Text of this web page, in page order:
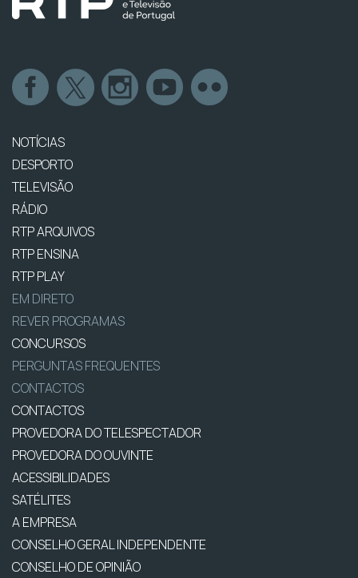
NOTÍCIAS
DESPORTO
TELEVISÃO
RÁDIO
RTP ARQUIVOS
RTP ENSINA
RTP PLAY
EM DIRETO
REVER PROGRAMAS
CONCURSOS
PERGUNTAS FREQUENTES
CONTACTOS
CONTACTOS
PROVEDORA DO TELESPECTADOR
PROVEDORA DO OUVINTE
ACESSIBILIDADES
SATÉLITES
A EMPRESA
CONSELHO GERAL INDEPENDENTE
CONSELHO DE OPINIÃO